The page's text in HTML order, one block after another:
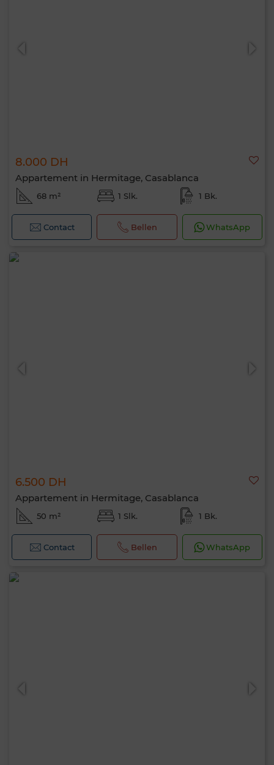
8.000 DH
Appartement in Hermitage, Casablanca
68 m² 1 Slk. 1 Bk.
Contact Bellen WhatsApp
6.500 DH
Appartement in Hermitage, Casablanca
50 m² 1 Slk. 1 Bk.
Contact Bellen WhatsApp